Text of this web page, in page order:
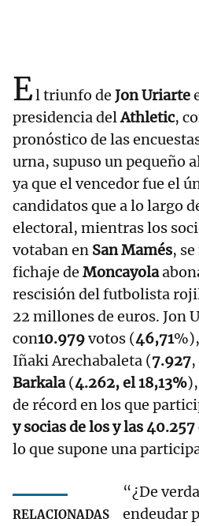
El triunfo de Jon Uriarte
presidencia delAthletic,
pronóstico de las
urna, supuso un pequeño
ya que el vencedor fue el
candidatos que a lo largo
electoral, mientras los
votaban en San Mamés,
fichaje de Moncayola
rescisión del futbolista
22 millones de euros. Jon
con10.979votos (46,71
Iñaki Arechabaleta (7.927,
Barkala(4.262, el 18,13%
de récord en los que
y socias de los y las
lo que supone una
RELACIONADAS
“¿De
endeudar